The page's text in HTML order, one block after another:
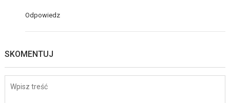
Odpowiedz
SKOMENTUJ